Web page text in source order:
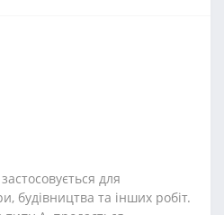
для
будівництва та інших робіт.